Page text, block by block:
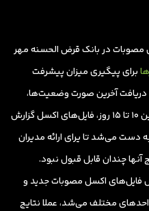
مصوبات در بانک قرض الحسنه مهر
برای پیگیری میزان پیشرفت
دریافت آخرین صورت وضعیت‌ها،
اقدامات در دست انجام و… بازه زمانی بین 10 تا 15 روز، فایل‌های اکسل گزارش
دست می‌شد تا یرای ارائه مدیران
چندان قابل قبول نبود.
فایل‌های اکسل مصوبات جدید و
مختلف می‌شد، عملا نتایج